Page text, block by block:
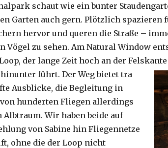
schaut wie ein bunter
Garten auch gern. Plötzlich spazieren
hervor und queren die Straße –
Vögel zu sehen. Am Natural Window
der lange Zeit hoch an der
führt. Der Weg bietet tra
Ausblicke, die Begleitung in
hunderten Fliegen allerdings
Albtraum. Wir haben beide auf
von Sabine hin Fliegennetze
ohne die der Loop nicht